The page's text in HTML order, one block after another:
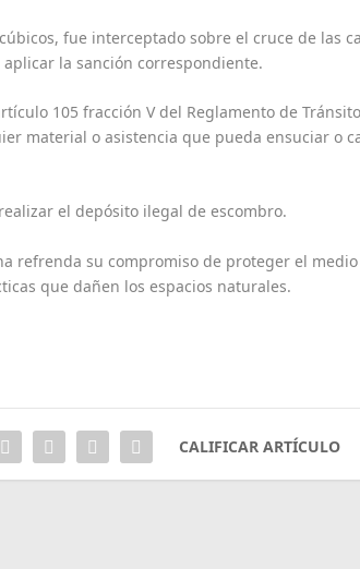
fue interceptado sobre el cruce de las
la sanción correspondiente.
105 fracción V del Reglamento de
material o asistencia que pueda ensuciar o
el depósito ilegal de escombro.
refrenda su compromiso de proteger el
que dañen los espacios naturales.
CALIFICAR ARTÍCULO